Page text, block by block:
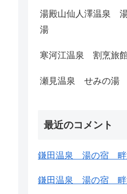
湯殿山仙人澤温泉
湯
寒河江温泉 割烹旅
瀬見温泉 せみの湯
最近のコメント
鎌田温泉 湯の宿 畔
鎌田温泉 湯の宿 畔